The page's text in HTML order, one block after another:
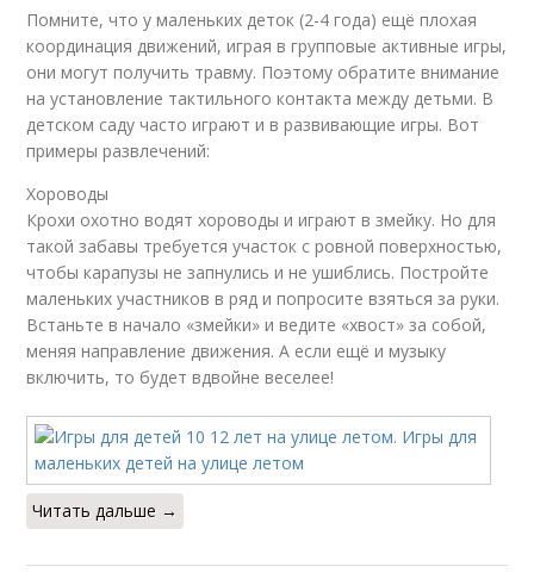
Помните, что у маленьких деток (2-4 года) ещё плохая
координация движений, играя в групповые активные игры,
они могут получить травму. Поэтому обратите внимание
на установление тактильного контакта между детьми. В
детском саду часто играют и в развивающие игры. Вот
примеры развлечений:
Хороводы
Крохи охотно водят хороводы и играют в змейку. Но для
такой забавы требуется участок с ровной поверхностью,
чтобы карапузы не запнулись и не ушиблись. Постройте
маленьких участников в ряд и попросите взяться за руки.
Встаньте в начало «змейки» и ведите «хвост» за собой,
меняя направление движения. А если ещё и музыку
включить, то будет вдвойне веселее!
Читать дальше →